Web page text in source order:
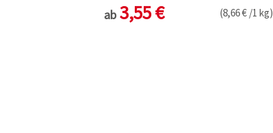
ab 3,55 € (8,66 € /1 kg)